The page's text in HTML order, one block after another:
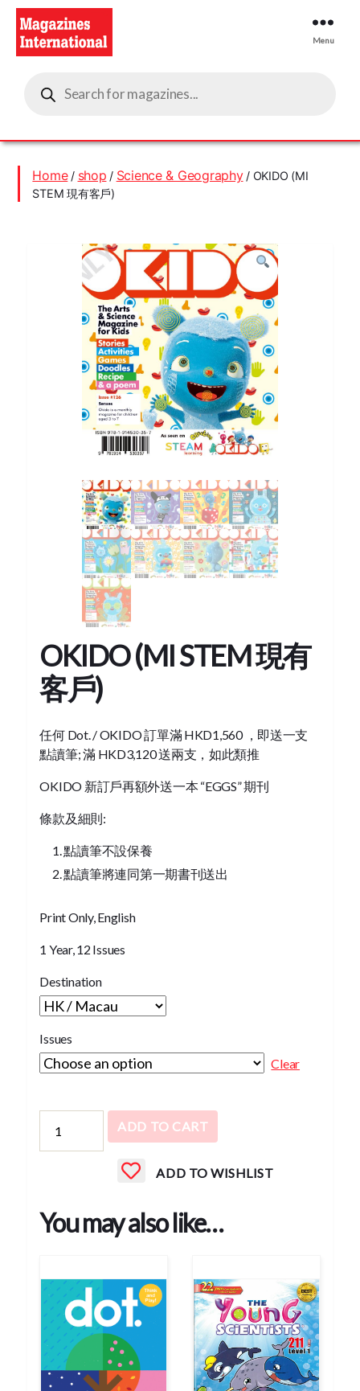
Menu
search
Home/ shop / Science & Geography/ OKIDO (MI
STEM 現有客戶)
OKIDO (MI STEM 現有
客戶)
任何 Dot. / OKIDO 訂單滿 HKD1,560 ，即送一支
點讀筆; 滿 HKD3,120 送兩支，如此類推
OKIDO 新訂戶再額外送一本 “EGGS” 期刊
條款及細則:
點讀筆不設保養
點讀筆將連同第一期書刊送出
Print Only, English
1 Year, 12 Issues
Destination
Issues
Clear
(MI
客
戶)
ADD TO CART
ADD TO WISHLIST
You may also like…